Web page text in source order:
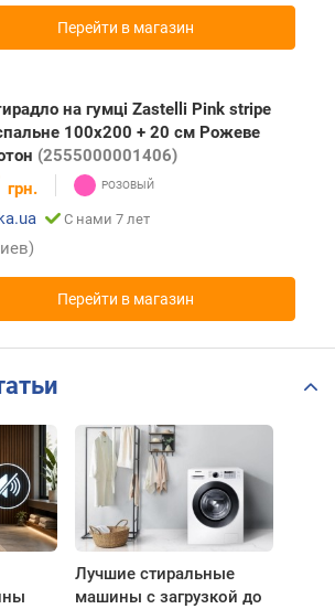
Перейти в магазин
на гумці Zastelli Pink stripe
100х200 + 20 см Рожеве
(2555000001406)
грн.
С нами 7 лет
Перейти в магазин
Лучшие стиральные
машины с загрузкой до